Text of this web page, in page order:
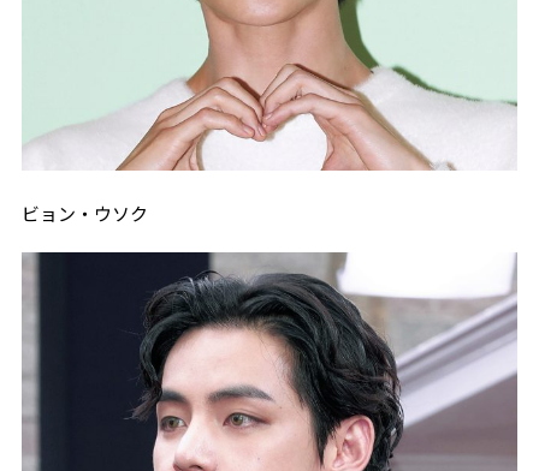
ビョン・ウソク